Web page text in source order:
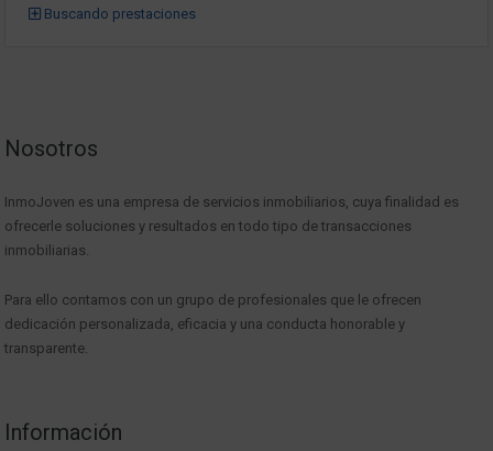
Buscando prestaciones
Nosotros
InmoJoven es una empresa de servicios inmobiliarios, cuya finalidad es
ofrecerle soluciones y resultados en todo tipo de transacciones
inmobiliarias.
Para ello contamos con un grupo de profesionales que le ofrecen
dedicación personalizada, eficacia y una conducta honorable y
transparente.
Información